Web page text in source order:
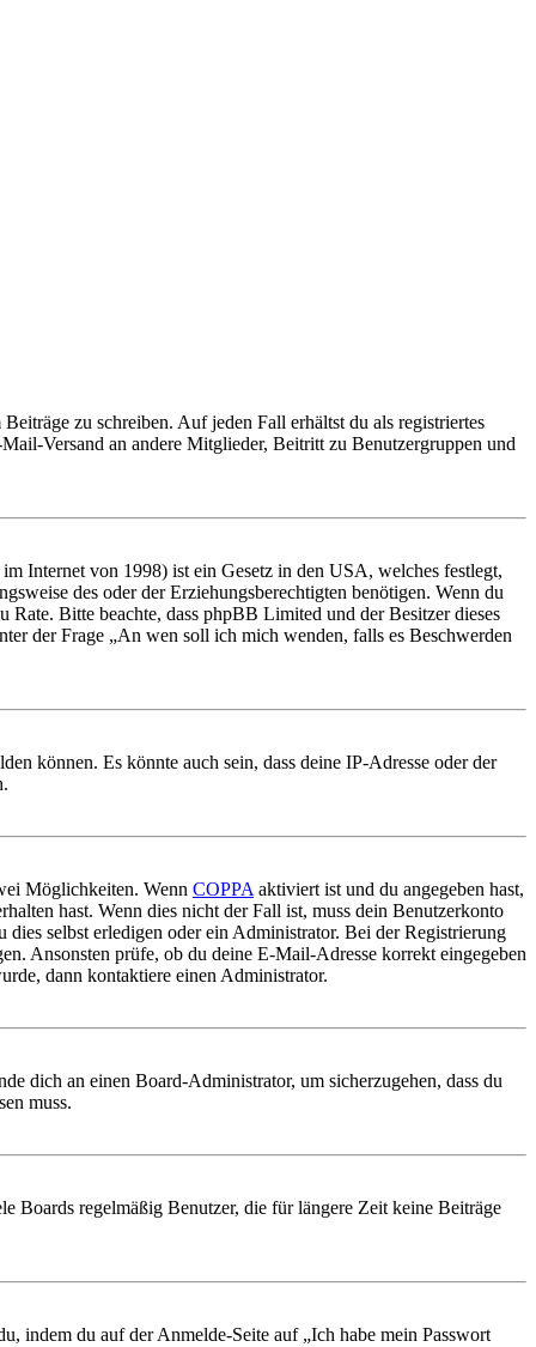
zu schreiben. Auf jeden Fall erhältst du als registriertes
Versand an andere Mitglieder, Beitritt zu Benutzergruppen und
Internet von 1998) ist ein Gesetz in den USA, welches festlegt,
des oder der Erziehungsberechtigten benötigen. Wenn du
Bitte beachte, dass phpBB Limited und der Besitzer dieses
der Frage „An wen soll ich mich wenden, falls es Beschwerden
können. Es könnte auch sein, dass deine IP-Adresse oder der
Möglichkeiten. Wenn COPPA aktiviert ist und du angegeben hast,
hast. Wenn dies nicht der Fall ist, muss dein Benutzerkonto
selbst erledigen oder ein Administrator. Bei der Registrierung
Ansonsten prüfe, ob du deine E-Mail-Adresse korrekt eingegeben
dann kontaktiere einen Administrator.
dich an einen Board-Administrator, um sicherzugehen, dass du
muss.
Boards regelmäßig Benutzer, die für längere Zeit keine Beiträge
indem du auf der Anmelde-Seite auf „Ich habe mein Passwort